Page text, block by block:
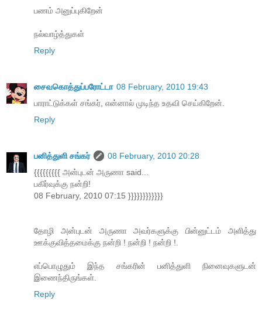
பணம் அனுப்புகிறேன்
நல்வாழ்த்துகள்
Reply
சைவகொத்துப்பரோட்டா 08 February, 2010 19:43
பாராட்டுக்கள் சங்கர், என்னால் முடிந்த உதவி செய்கிறேன்.
Reply
பனித்துளி சங்கர்
08 February, 2010 20:28
{{{{{{{{{ அன்புடன் அருணா said...
பகிர்வுக்கு நன்றி!
08 February, 2010 07:15 }}}}}}}}}}}}
தோழி அன்புடன் அருணா அவர்களுக்கு பின்னுட்டம் அளித்து
ஊக்குவித்தமைக்கு நன்றி ! நன்றி ! நன்றி !.
எப்பொழுதும் இந்த சங்கரின் பனித்துளி நினைவுகளுடன்
இணைந்திருங்கள்.
Reply